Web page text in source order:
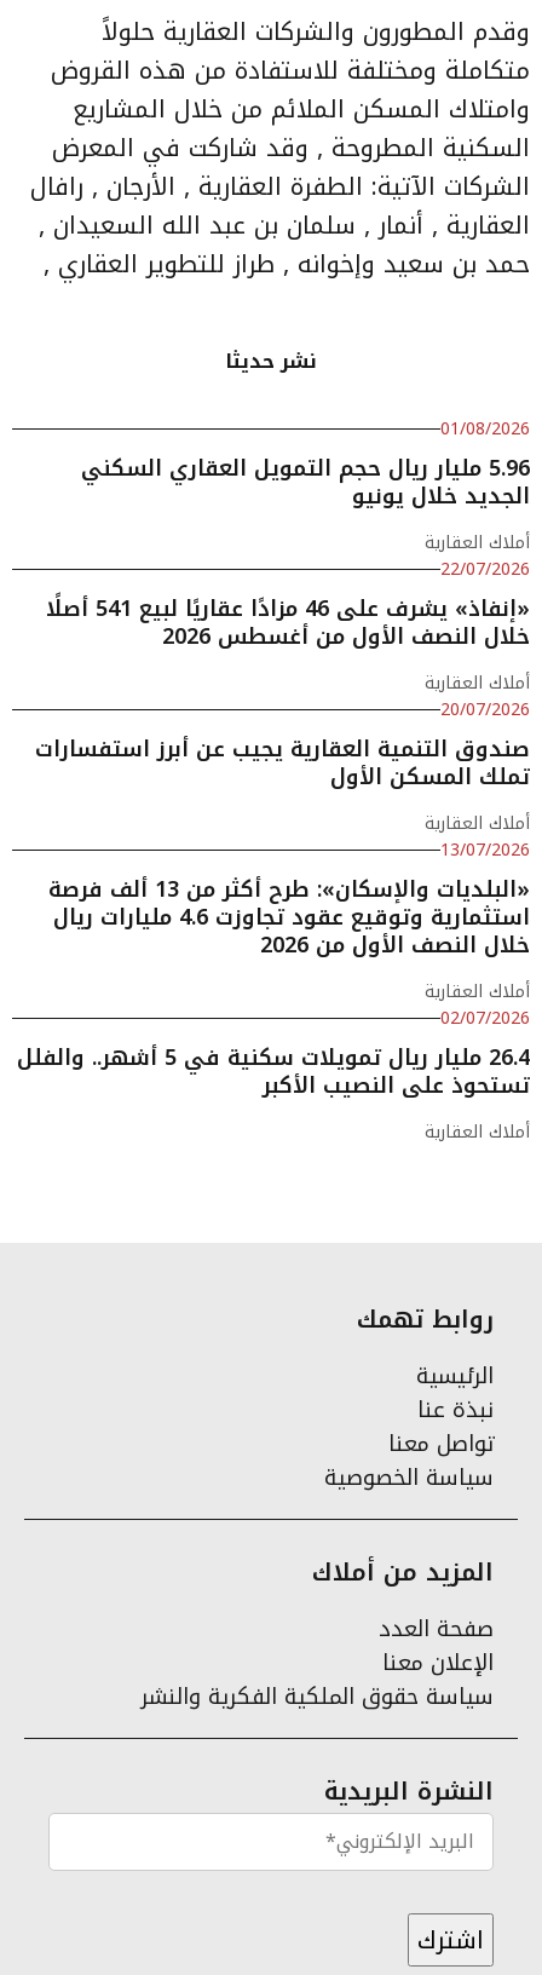
وقدم المطورون والشركات العقارية حلولاً
متكاملة ومختلفة للاستفادة من هذه القروض
وامتلاك المسكن الملائم من خلال المشاريع
السكنية المطروحة , وقد شاركت في المعرض
الشركات الآتية: الطفرة العقارية , الأرجان , رافال
العقارية , أنمار , سلمان بن عبد الله السعيدان ,
حمد بن سعيد وإخوانه , طراز للتطوير العقاري ,
نشر حديثا
01/08/2026
5.96 مليار ريال حجم التمويل العقاري السكني
الجديد خلال يونيو
أملاك العقارية
22/07/2026
«إنفاذ» يشرف على 46 مزادًا عقاريًا لبيع 541 أصلًا
خلال النصف الأول من أغسطس 2026
أملاك العقارية
20/07/2026
صندوق التنمية العقارية يجيب عن أبرز استفسارات
تملك المسكن الأول
أملاك العقارية
13/07/2026
«البلديات والإسكان»: طرح أكثر من 13 ألف فرصة
استثمارية وتوقيع عقود تجاوزت 4.6 مليارات ريال
خلال النصف الأول من 2026
أملاك العقارية
02/07/2026
26.4 مليار ريال تمويلات سكنية في 5 أشهر.. والفلل
تستحوذ على النصيب الأكبر
أملاك العقارية
روابط تهمك
الرئيسية
نبذة عنا
تواصل معنا
سياسة الخصوصية
المزيد من أملاك
صفحة العدد
الإعلان معنا
سياسة حقوق الملكية الفكرية والنشر
النشرة البريدية